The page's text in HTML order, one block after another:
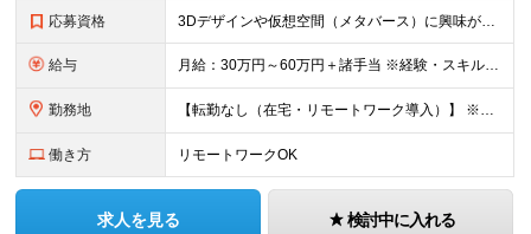
応募資格 3Dデザインや仮想空間（メタバース）に興味がある方大歓迎！ ―★ 未経験者大歓迎！学歴・経験不問/第二新卒歓迎/WEB面接可能！ ★― 「パソコンの電源ってどうやって入れるの？」 「ワードもエクセ
給与 月給：30万円～60万円＋諸手当 ※経験・スキルを考慮して決定します。 試用期間中： 一都三県：月給21万円以上 ※試用期間：6ヶ月～ ※試用期間中は、契約社員となります。
勤務地 【転勤なし（在宅・リモートワーク導入）】 ※フルリモートあり ※研修中に関しても下記となります。 【本社】 東京都千代田区神田和泉町1番地6-16ヤマトビル405 【プロジェクト先】 一都三県、北
働き方 リモートワークOK
求人を見る 検討中に入れる